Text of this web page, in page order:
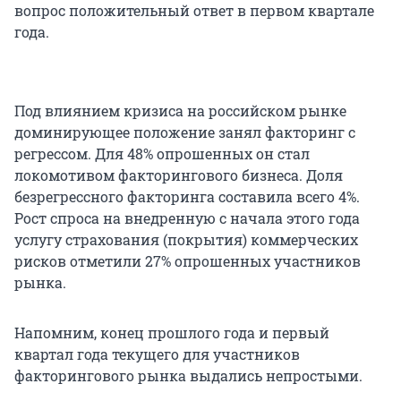
вопрос положительный ответ в первом квартале
года.
Под влиянием кризиса на российском рынке
доминирующее положение занял факторинг с
регрессом. Для 48% опрошенных он стал
локомотивом факторингового бизнеса. Доля
безрегрессного факторинга составила всего 4%.
Рост спроса на внедренную с начала этого года
услугу страхования (покрытия) коммерческих
рисков отметили 27% опрошенных участников
рынка.
Напомним, конец прошлого года и первый
квартал года текущего для участников
факторингового рынка выдались непростыми.